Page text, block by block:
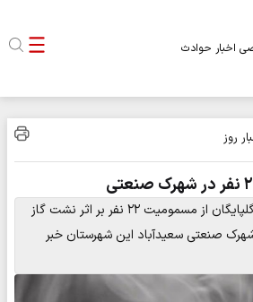
اخبار حوادث
روز
مدیر بهداشت و درمان گلپایگان از مسمومیت ۲۲ نفر بر اثر نشت گاز
صنعتی سعیدآباد این شهرستان خبر